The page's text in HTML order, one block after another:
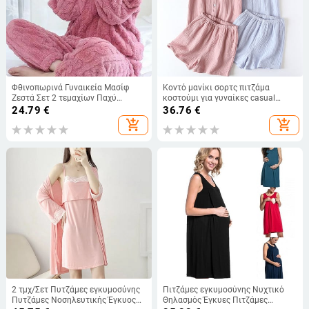
Φθινοπωρινά Γυναικεία Μασίφ
Ζεστά Σετ 2 τεμαχίων Παχύ
βελούδινο με ραβδώσεις φλις σετ
πουλόβερ και παντελόνι Γυναικεία
casual σετ πιτζάμες 2023
24.79 €
add_shopping_cart
Κοντό μανίκι σορτς πιτζάμα
κοστούμι για γυναίκες casual
ντύσιμο σε στυλ μόδας 2 τμχ Σετ
πιτζάμες Καλοκαιρινά λεπτά
γυναικεία ρούχα για ύπνο
36.76 €
add_shopping_cart
2 τμχ/Σετ Πυτζάμες εγκυμοσύνης
Πυτζάμες Νοσηλευτικής Έγκυος
Πιτζάμες εγκυμοσύνης Νυχτικό
Θηλασμός Έγκυες Πιτζάμες